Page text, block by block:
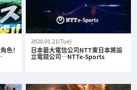
色！
2020.01.21(Tue)
日本最大電信公司NTT東日本將設
立電競公司—NTTe-Sports